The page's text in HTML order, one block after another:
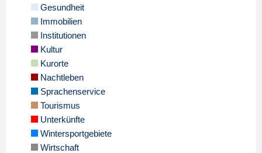
Gesundheit
Immobilien
Institutionen
Kultur
Kurorte
Nachtleben
Sprachenservice
Tourismus
Unterkünfte
Wintersportgebiete
Wirtschaft